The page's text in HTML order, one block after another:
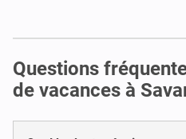
Questions
de vacances à